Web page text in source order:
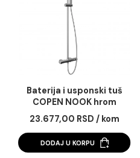
Baterija i usponski